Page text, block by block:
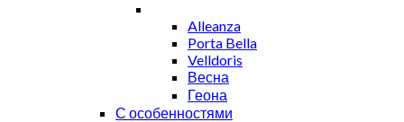
Alleanza
Porta Bella
Velldoris
Весна
Геона
С особенностями